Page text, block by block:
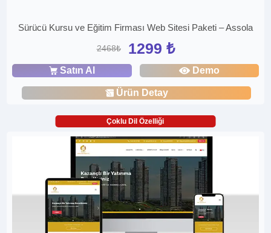
Sürücü Kursu ve Eğitim Firması Web Sitesi Paketi – Assola
2468₺ 1299 ₺
Satın Al Demo
Ürün Detay
Çoklu Dil Özelliği